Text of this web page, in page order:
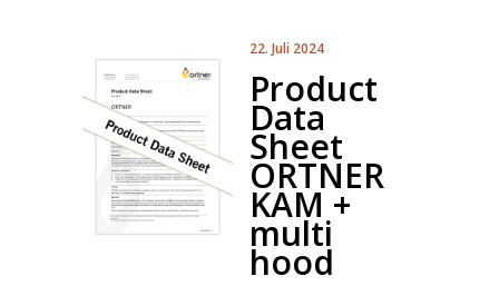
22. Juli 2024
Product
Data
Sheet
ORTNER
KAM +
multi
hood